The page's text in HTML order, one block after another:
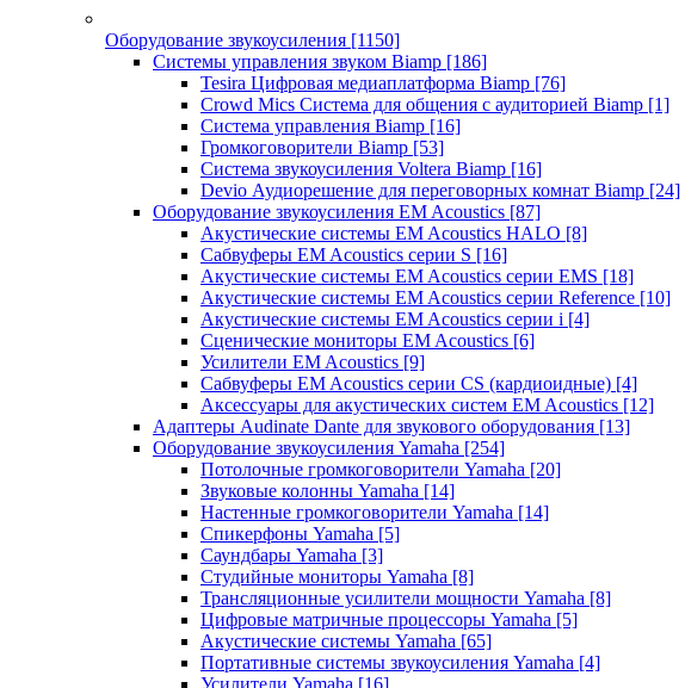
Оборудование звукоусиления [1150]
Системы управления звуком Biamp [186]
Tesira Цифровая медиаплатформа Biamp [76]
Crowd Mics Система для общения с аудиторией Biamp [1]
Система управления Biamp [16]
Громкоговорители Biamp [53]
Система звукоусиления Voltera Biamp [16]
Devio Аудиорешение для переговорных комнат Biamp [24]
Оборудование звукоусиления EM Acoustics [87]
Акустические системы EM Acoustics HALO [8]
Сабвуферы EM Acoustics серии S [16]
Акустические системы EM Acoustics серии EMS [18]
Акустические системы EM Acoustics серии Reference [10]
Акустические системы EM Acoustics серии i [4]
Сценические мониторы EM Acoustics [6]
Усилители EM Acoustics [9]
Сабвуферы EM Acoustics серии CS (кардиоидные) [4]
Аксессуары для акустических систем EM Acoustics [12]
Адаптеры Audinate Dante для звукового оборудования [13]
Оборудование звукоусиления Yamaha [254]
Потолочные громкоговорители Yamaha [20]
Звуковые колонны Yamaha [14]
Настенные громкоговорители Yamaha [14]
Спикерфоны Yamaha [5]
Саундбары Yamaha [3]
Студийные мониторы Yamaha [8]
Трансляционные усилители мощности Yamaha [8]
Цифровые матричные процессоры Yamaha [5]
Акустические системы Yamaha [65]
Портативные системы звукоусиления Yamaha [4]
Усилители Yamaha [16]